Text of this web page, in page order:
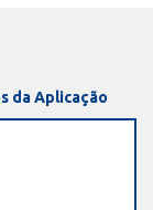
da Aplicação